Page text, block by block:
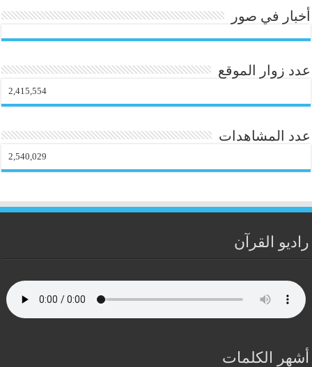
أخبار في صور
عدد زوار الموقع
2,415,554
عدد المشاهدات
2,540,029
راديو القرآن
أشهر الكلمات